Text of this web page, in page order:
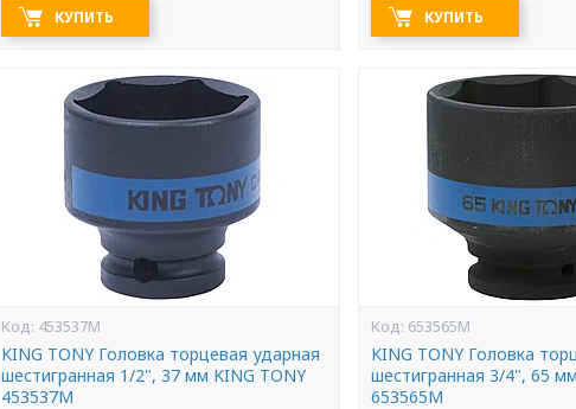
КУПИТЬ КУПИТЬ
453537M
KING TONY Головка торцевая ударная
шестигранная 1/2", 37 мм KING TONY
453537M
653565M
KING TONY Головка
шестигранная 3/4", 65
653565M